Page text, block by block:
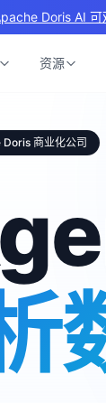
Time
资源
商业化公司